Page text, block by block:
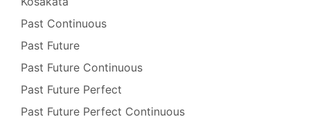
Past Continuous
Past Future
Past Future Continuous
Past Future Perfect
Past Future Perfect Continuous